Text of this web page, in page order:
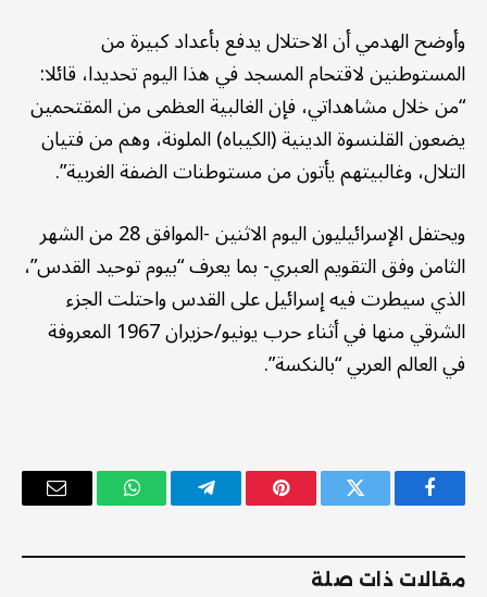
وأوضح الهدمي أن الاحتلال يدفع بأعداد كبيرة من
المستوطنين لاقتحام المسجد في هذا اليوم تحديدا، قائلا:
“من خلال مشاهداتي، فإن الغالبية العظمى من المقتحمين
يضعون القلنسوة الدينية (الكيباه) الملونة، وهم من فتيان
التلال، وغالبيتهم يأتون من مستوطنات الضفة الغربية”.
ويحتفل الإسرائيليون اليوم الاثنين -الموافق 28 من الشهر
الثامن وفق التقويم العبري- بما يعرف “بيوم توحيد القدس”،
الذي سيطرت فيه إسرائيل على القدس واحتلت الجزء
الشرقي منها في أثناء حرب يونيو/حزيران 1967 المعروفة
في العالم العربي “بالنكسة”.
فيسبوك تويتر بينتيريستتيلقرام واتساب
البريد
مقالات ذات صلة